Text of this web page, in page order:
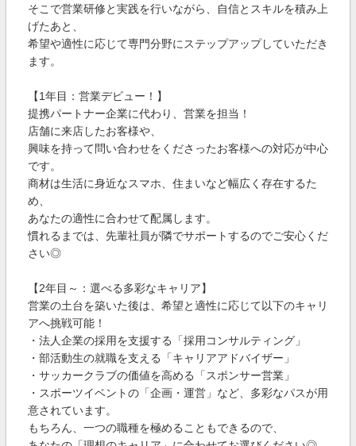
そこで営業研修と実践を行いながら、自信とスキルを積み上
げたあと、
希望や適性に応じて専門分野にステップアップしていただき
ます。
【1年目：営業デビュー！】
提携パートナー企業に代わり、営業を担当！
店舗に来店したお客様や、
興味を持って問い合わせをくださったお客様への対応が中心
です。
商材は生活に身近なスマホ、住まいなど幅広く存在するた
め、
あなたの適性に合わせて配属します。
慣れるまでは、先輩社員が隣でサポートするのでご安心くだ
さい◎
【2年目～：選べる多彩なキャリア】
営業の土台を築いた後は、希望と適性に応じて以下のキャリ
アへ挑戦可能！
・法人企業の採用を支援する「採用コンサルティング」
・部活動生の就職を支える「キャリアアドバイザー」
・サッカークラブの価値を高める「スポンサー営業」
・スポーツイベントの「企画・運営」など、多彩なパスが用
意されています。
もちろん、一つの職種を極めることもできるので、